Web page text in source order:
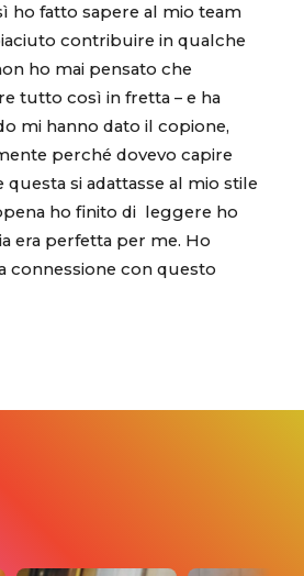
ho fatto sapere al mio team
contribuire in qualche
ho mai pensato che
tutto così in fretta – e ha
mi hanno dato il copione,
perché dovevo capire
questa si adattasse al mio stile
ho finito di leggere ho
era perfetta per me. Ho
connessione con questo